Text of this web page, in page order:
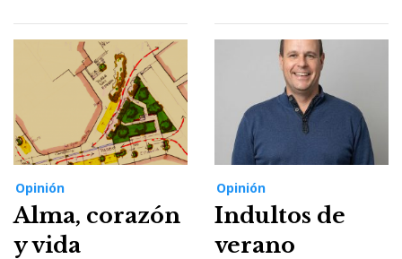
Opinión
Alma, corazón
y vida
Opinión
Indultos de
verano